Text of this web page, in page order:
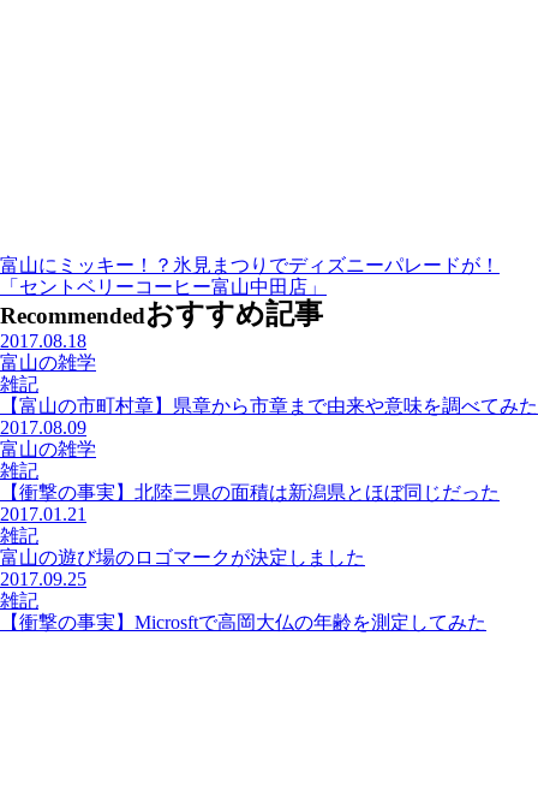
富山にミッキー！？氷見まつりでディズニーパレードが！
「セントベリーコーヒー富山中田店」
Recommendedおすすめ記事
2017.08.18
富山の雑学
雑記
【富山の市町村章】県章から市章まで由来や意味を調べてみた
2017.08.09
富山の雑学
雑記
【衝撃の事実】北陸三県の面積は新潟県とほぼ同じだった
2017.01.21
雑記
富山の遊び場のロゴマークが決定しました
2017.09.25
雑記
【衝撃の事実】Microsftで高岡大仏の年齢を測定してみた